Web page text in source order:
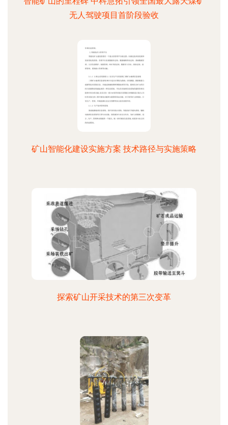
无人驾驶项目首阶段验收
矿山智能化建设实施方案 技术路径与实施策略
探索矿山开采技术的第三次变革